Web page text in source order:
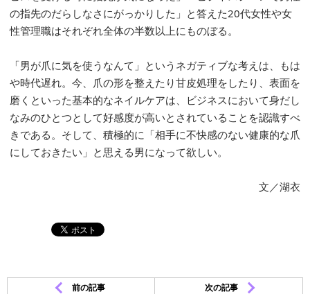
の指先のだらしなさにがっかりした」と答えた20代女性や女
性管理職はそれぞれ全体の半数以上にものぼる。
「男が爪に気を使うなんて」というネガティブな考えは、もは
や時代遅れ。今、爪の形を整えたり甘皮処理をしたり、表面を
磨くといった基本的なネイルケアは、ビジネスにおいて身だし
なみのひとつとして好感度が高いとされていることを認識すべ
きである。そして、積極的に「相手に不快感のない健康的な爪
にしておきたい」と思える男になって欲しい。
文／湖衣
前の記事 次の記事